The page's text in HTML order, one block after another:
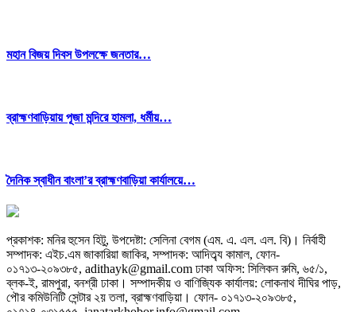
মহান বিজয় দিবস উপলক্ষে জনতার…
ব্রাহ্মণবাড়িয়ায় পূজা মন্দিরে হামলা, ধর্মীয়…
দৈনিক স্বাধীন বাংলা’র ব্রাহ্মণবাড়িয়া কার্যালয়ে…
প্রকাশক: মনির হুসেন হিটু, উপদেষ্টা: সেলিনা বেগম (এম. এ. এল. এল. বি) । নির্বাহী
সম্পাদক: এইচ.এম জাকারিয়া জাকির, সম্পাদক: আদিত্ব্য কামাল, ফোন-
০১৭১৩-২০৯৩৮৫, adithayk@gmail.com ঢাকা অফিস: সিলিকন রুমি, ৬৫/১,
ব্লক-ই, রামপুরা, বনশ্রী ঢাকা। সম্পাদকীয় ও বাণিজ্যিক কার্যালয়: লোকনাথ দীঘির পাড়,
পৌর কমিউনিটি সেন্টার ২য় তলা, ব্রাহ্মণবাড়িয়া। ফোন- ০১৭১৩-২০৯৩৮৫,